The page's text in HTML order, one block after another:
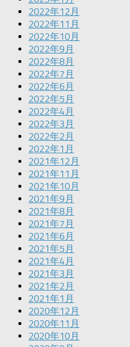
2022年12月
2022年11月
2022年10月
2022年9月
2022年8月
2022年7月
2022年6月
2022年5月
2022年4月
2022年3月
2022年2月
2022年1月
2021年12月
2021年11月
2021年10月
2021年9月
2021年8月
2021年7月
2021年6月
2021年5月
2021年4月
2021年3月
2021年2月
2021年1月
2020年12月
2020年11月
2020年10月